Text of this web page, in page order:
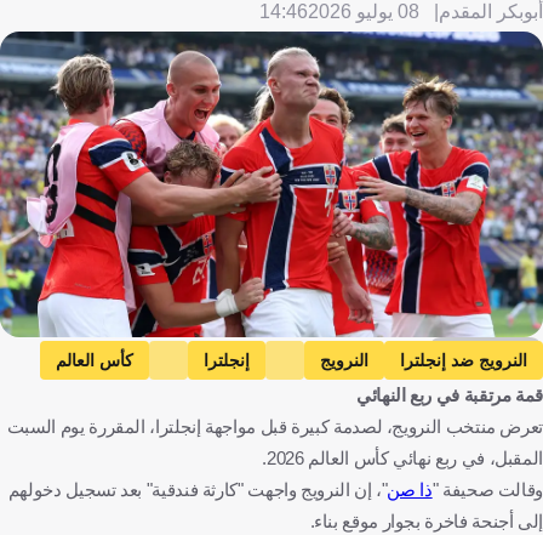
أبوبكر المقدم 08 يوليو 2026 14:46
Getty Images
النرويج ضد إنجلترا النرويج إنجلترا
كأس العالم
إرلينج هالاند
النرويج
قمة مرتقبة في ربع النهائي
تعرض منتخب النرويج، لصدمة كبيرة قبل مواجهة إنجلترا، المقررة يوم السبت
المقبل، في ربع نهائي كأس العالم 2026.
وقالت صحيفة "ذا صن"، إن النرويج واجهت "كارثة فندقية" بعد تسجيل دخولهم
إلى أجنحة فاخرة بجوار موقع بناء.